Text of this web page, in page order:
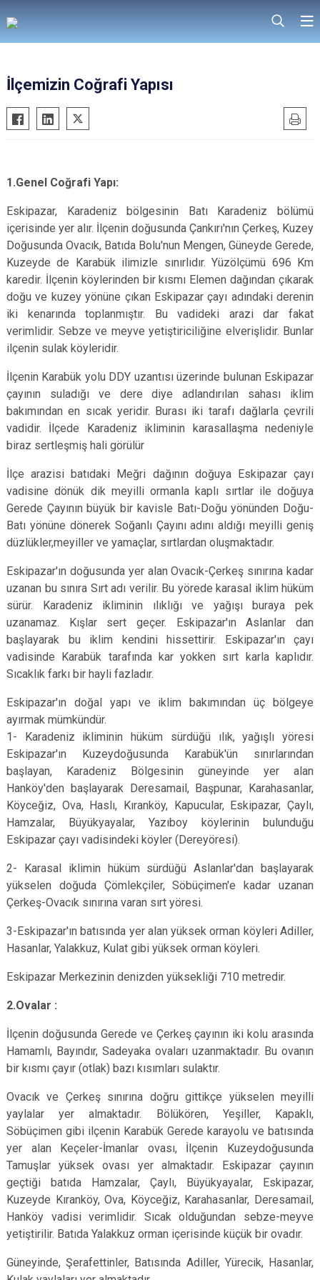
İlçemizin Coğrafi Yapısı
1.Genel Coğrafi Yapı:
Eskipazar, Karadeniz bölgesinin Batı Karadeniz bölümü
içerisinde yer alır. İlçenin doğusunda Çankırı'nın Çerkeş, Kuzey
Doğusunda Ovacık, Batıda Bolu'nun Mengen, Güneyde Gerede,
Kuzeyde de Karabük ilimizle sınırlıdır. Yüzölçümü 696 Km
karedir. İlçenin köylerinden bir kısmı Elemen dağından çıkarak
doğu ve kuzey yönüne çıkan Eskipazar çayı adındaki derenin
iki kenarında toplanmıştır. Bu vadideki arazi dar fakat
verimlidir. Sebze ve meyve yetiştiriciliğine elverişlidir. Bunlar
ilçenin sulak köyleridir.
İlçenin Karabük yolu DDY uzantısı üzerinde bulunan Eskipazar
çayının suladığı ve dere diye adlandırılan sahası iklim
bakımından en sıcak yeridir. Burası iki tarafı dağlarla çevrili
vadidir. İlçede Karadeniz ikliminin karasallaşma nedeniyle
biraz sertleşmiş hali görülür
İlçe arazisi batıdaki Meğri dağının doğuya Eskipazar çayı
vadisine dönük dik meyilli ormanla kaplı sırtlar ile doğuya
Gerede Çayının büyük bir kavisle Batı-Doğu yönünden Doğu-
Batı yönüne dönerek Soğanlı Çayını adını aldığı meyilli geniş
düzlükler,meyiller ve yamaçlar, sırtlardan oluşmaktadır.
Eskipazar'ın doğusunda yer alan Ovacık-Çerkeş sınırına kadar
uzanan bu sınıra Sırt adı verilir. Bu yörede karasal iklim hüküm
sürür. Karadeniz ikliminin ılıklığı ve yağışı buraya pek
uzanamaz. Kışlar sert geçer. Eskipazar'ın Aslanlar dan
başlayarak bu iklim kendini hissettirir. Eskipazar'ın çayı
vadisinde Karabük tarafında kar yokken sırt karla kaplıdır.
Sıcaklık farkı bir hayli fazladır.
Eskipazar'ın doğal yapı ve iklim bakımından üç bölgeye
ayırmak mümkündür.
1- Karadeniz ikliminin hüküm sürdüğü ılık, yağışlı yöresi
Eskipazar'ın Kuzeydoğusunda Karabük'ün sınırlarından
başlayan, Karadeniz Bölgesinin güneyinde yer alan
Hanköy'den başlayarak Deresamail, Başpunar, Karahasanlar,
Köyceğiz, Ova, Haslı, Kıranköy, Kapucular, Eskipazar, Çaylı,
Hamzalar, Büyükyayalar, Yazıboy köylerinin bulunduğu
Eskipazar çayı vadisindeki köyler (Dereyöresi).
2- Karasal iklimin hüküm sürdüğü Aslanlar'dan başlayarak
yükselen doğuda Çömlekçiler, Söbüçimen'e kadar uzanan
Çerkeş-Ovacık sınırına varan sırt yöresi.
3-Eskipazar'ın batısında yer alan yüksek orman köyleri Adiller,
Hasanlar, Yalakkuz, Kulat gibi yüksek orman köyleri.
Eskipazar Merkezinin denizden yüksekliği 710 metredir.
2.Ovalar :
İlçenin doğusunda Gerede ve Çerkeş çayının iki kolu arasında
Hamamlı, Bayındır, Sadeyaka ovaları uzanmaktadır. Bu ovanın
bir kısmı çayır (otlak) bazı kısımları sulaktır.
Ovacık ve Çerkeş sınırına doğru gittikçe yükselen meyilli
yaylalar yer almaktadır. Bölükören, Yeşiller, Kapaklı,
Söbüçimen gibi ilçenin Karabük Gerede karayolu ve batısında
yer alan Keçeler-İmanlar ovası, İlçenin Kuzeydoğusunda
Tamuşlar yüksek ovası yer almaktadır. Eskipazar çayının
geçtiği batıda Hamzalar, Çaylı, Büyükyayalar, Eskipazar,
Kuzeyde Kıranköy, Ova, Köyceğiz, Karahasanlar, Deresamail,
Hanköy vadisi verimlidir. Sıcak olduğundan sebze-meyve
yetiştirilir. Batıda Yalakkuz orman içerisinde küçük bir ovadır.
Güneyinde, Şerafettinler, Batısında Adiller, Yürecik, Hasanlar,